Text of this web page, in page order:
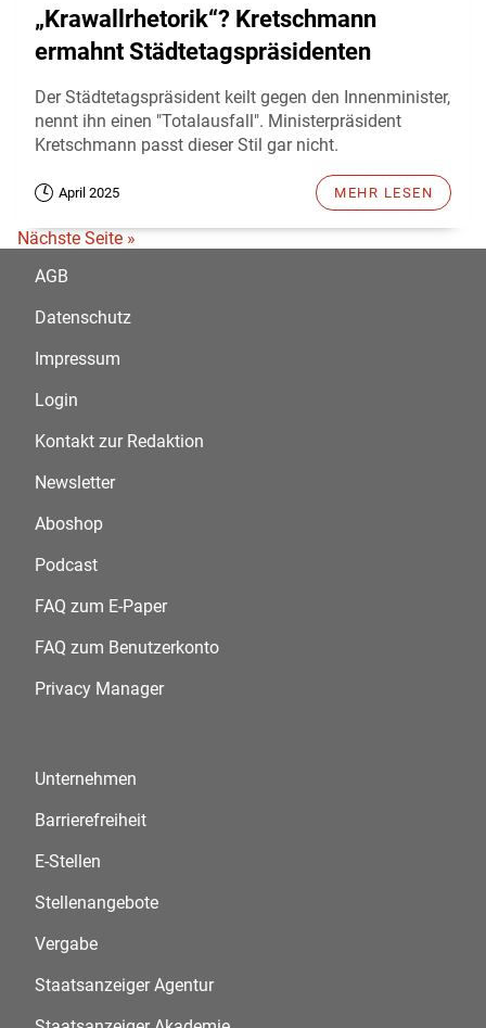
„Krawallrhetorik“? Kretschmann
ermahnt Städtetagspräsidenten
Der Städtetagspräsident keilt gegen den Innenminister,
nennt ihn einen "Totalausfall". Ministerpräsident
Kretschmann passt dieser Stil gar nicht.
April 2025 MEHR LESEN
Nächste Seite »
AGB
Datenschutz
Impressum
Login
Kontakt zur Redaktion
Newsletter
Aboshop
Podcast
FAQ zum E-Paper
FAQ zum Benutzerkonto
Privacy Manager
Unternehmen
Barrierefreiheit
E-Stellen
Stellenangebote
Vergabe
Staatsanzeiger Agentur